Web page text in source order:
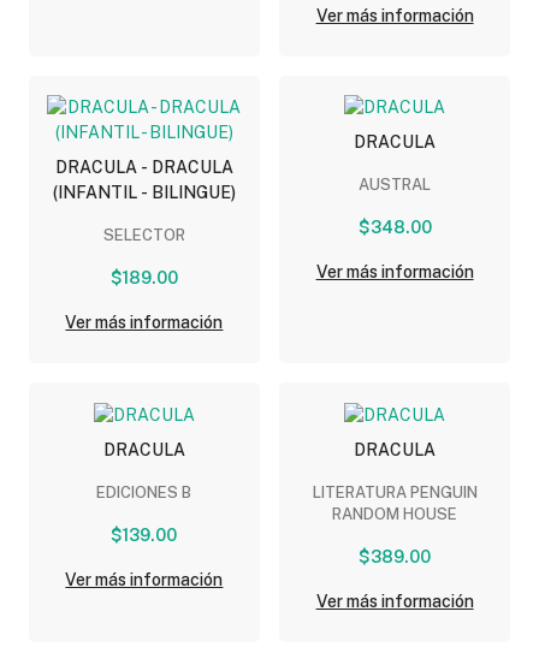
Ver más información
DRACULA - DRACULA
(INFANTIL - BILINGUE)
SELECTOR
$189.00
Ver más información
DRACULA
AUSTRAL
$348.00
Ver más información
DRACULA
EDICIONES B
$139.00
Ver más información
DRACULA
LITERATURA PENGUIN
RANDOM HOUSE
$389.00
Ver más información